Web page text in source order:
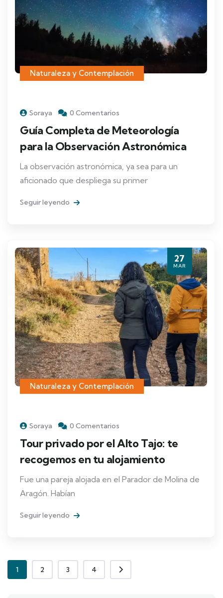
Naturaleza y Contemplación
Soraya 0 Comentarios
Guía Completa de Meteorología
para la Observación Astronómica
La observación astronómica, ya sea para un
aficionado que despliega su primer
Seguir leyendo
27
MAR
Naturaleza y Contemplación
Soraya 0 Comentarios
Tour privado por el Alto Tajo: te
recogemos en tu alojamiento
Fue una pareja alojada en el Parador de Molina de
Aragón. Habían
Seguir leyendo
1 2 3 4